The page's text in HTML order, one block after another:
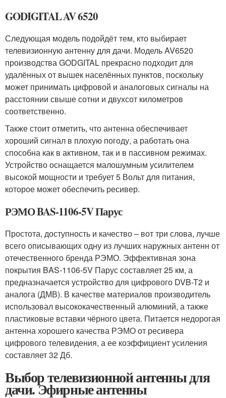
GODIGITAL AV 6520
Следующая модель подойдёт тем, кто выбирает
телевизионную антенну для дачи. Модель AV6520
производства GODGITAL прекрасно подходит для
удалённых от вышек населённых пунктов, поскольку
может принимать цифровой и аналоговых сигналы на
расстоянии свыше сотни и двухсот километров
соответственно.
Также стоит отметить, что антенна обеспечивает
хороший сигнал в плохую погоду, а работать она
способна как в активном, так и в пассивном режимах.
Устройство оснащается малошумным усилителем
высокой мощности и требует 5 Вольт для питания,
которое может обеспечить ресивер.
РЭМО BAS-1106-5V Парус
Простота, доступность и качество – вот три слова, лучше
всего описывающих одну из лучших наружных антенн от
отечественного бренда РЭМО. Эффективная зона
покрытия BAS-1106-5V Парус составляет 25 км, а
предназначается устройство для цифрового DVB-T2 и
аналога (ДМВ). В качестве материалов производитель
использовал высококачественный алюминий, а также
пластиковые вставки чёрного цвета. Питается недорогая
антенна хорошего качества РЭМО от ресивера
цифрового телевидения, а ее коэффициент усиления
составляет 32 Дб.
Выбор телевизионной антенны для
дачи. Эфирные антенны